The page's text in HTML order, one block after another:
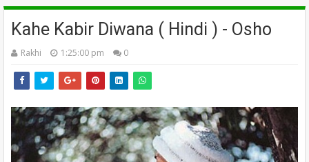
Kahe Kabir Diwana ( Hindi ) - Osho
Rakhi 1:25:00 pm 0